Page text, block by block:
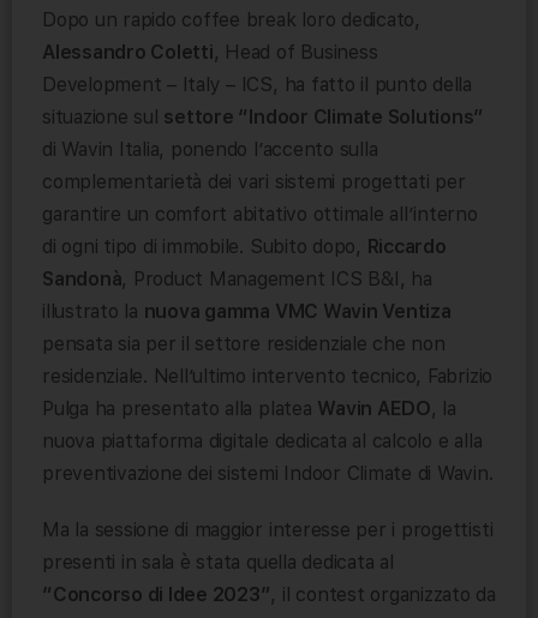
Dopo un rapido coffee break loro dedicato,
Alessandro Coletti, Head of Business
Development – Italy – ICS, ha fatto il punto della
situazione sul settore “Indoor Climate Solutions”
di Wavin Italia, ponendo l’accento sulla
complementarietà dei vari sistemi progettati per
garantire un comfort abitativo ottimale all’interno
di ogni tipo di immobile. Subito dopo, Riccardo
Sandonà, Product Management ICS B&I, ha
illustrato la nuova gamma VMC Wavin Ventiza
pensata sia per il settore residenziale che non
residenziale. Nell’ultimo intervento tecnico, Fabrizio
Pulga ha presentato alla platea Wavin AEDO, la
nuova piattaforma digitale dedicata al calcolo e alla
preventivazione dei sistemi Indoor Climate di Wavin.
Ma la sessione di maggior interesse per i progettisti
presenti in sala è stata quella dedicata al
“Concorso di Idee 2023”, il contest organizzato da